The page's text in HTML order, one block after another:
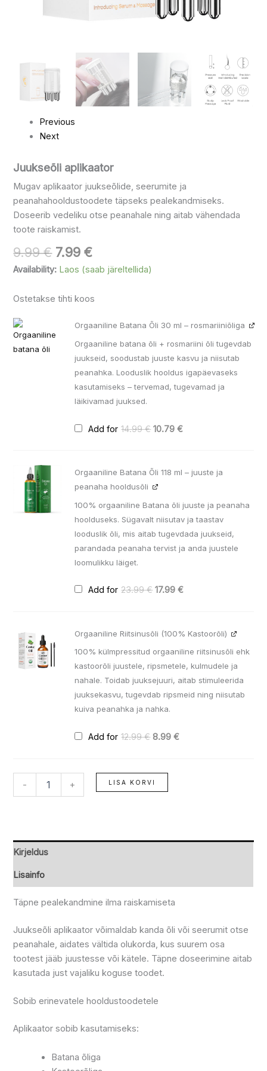
Previous
Next
Juukseõli aplikaator
Mugav aplikaator juukseõlide, seerumite ja
peanahahooldustoodete täpseks pealekandmiseks.
Doseerib vedeliku otse peanahale ning aitab vähendada
toote raiskamist.
9.99€ 7.99€
Availability: Laos (saab järeltellida)
Ostetakse tihti koos
Orgaaniline Batana Õli 30 ml – rosmariiniõliga
Orgaaniline batana õli + rosmariini õli tugevdab
juukseid, soodustab juuste kasvu ja niisutab
peanahka. Looduslik hooldus igapäevaseks
kasutamiseks – tervemad, tugevamad ja
läikivamad juuksed.
Add for 14.99€
Algne
hind
14.99 €.
10.79€
Praegune
hind
10.79 €.
Orgaaniline Batana Õli 118 ml – juuste ja
peanaha hooldusõli
100% orgaaniline Batana õli juuste ja peanaha
hoolduseks. Sügavalt niisutav ja taastav
looduslik õli, mis aitab tugevdada juukseid,
parandada peanaha tervist ja anda juustele
loomulikku läiget.
Add for 23.99€
Algne
hind
oli:
17.99€
Praegune
hind
Orgaaniline Riitsinusõli (100% Kastoorõli)
100% külmpressitud orgaaniline riitsinusõli ehk
kastoorõli juustele, ripsmetele, kulmudele ja
nahale. Toidab juuksejuuri, aitab stimuleerida
juuksekasvu, tugevdab ripsmeid ning niisutab
kuiva peanahka ja nahka.
Add for 12.99€
Algne
hind
12.99 €.
8.99€
Praegune
hind
on:
8.99 €.
- + LISA KORVI
Kirjeldus
Lisainfo
Täpne pealekandmine ilma raiskamiseta
Juukseõli aplikaator võimaldab kanda õli või seerumit otse
peanahale, aidates vältida olukorda, kus suurem osa
tootest jääb juustesse või kätele. Täpne doseerimine aitab
kasutada just vajaliku koguse toodet.
Sobib erinevatele hooldustoodetele
Aplikaator sobib kasutamiseks:
Batana õliga